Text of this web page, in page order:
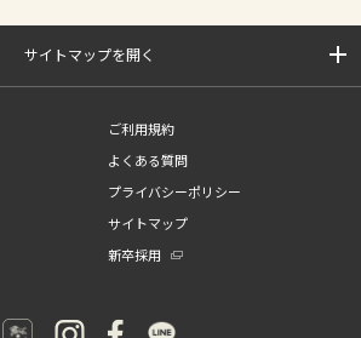
サイトマップを開く
ご利用規約
よくある質問
プライバシーポリシー
サイトマップ
新卒採用